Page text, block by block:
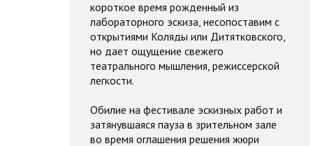
короткое время рожденный из
лабораторного эскиза, несопоставим с
открытиями Коляды или Дитятковского,
но дает ощущение свежего
театрального мышления, режиссерской
легкости.
Обилие на фестивале эскизных работ и
затянувшаяся пауза в зрительном зале
во время оглашения решения жюри